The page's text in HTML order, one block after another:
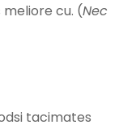
cu. (Nec
tacimates